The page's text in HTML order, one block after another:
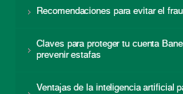
Recomendaciones para evitar el
Claves para proteger tu cuenta
prevenir estafas
Ventajas de la inteligencia artificial